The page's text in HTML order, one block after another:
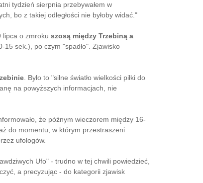
tydzień sierpnia przebywałem w
bo z takiej odległości nie byłoby widać."
lipca o zmroku szosą między Trzebiną a
15 sek.), po czym "spadło". Zjawisko
. Było to "silne światło wielkości piłki do
na powyższych informacjach, nie
że późnym wieczorem między 16-
do momentu, w którym przestraszeni
ufologów.
Ufo" - trudno w tej chwili powiedzieć,
a precyzując - do kategorii zjawisk